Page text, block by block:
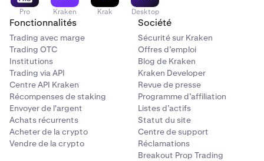
Pro Kraken Krak Desktop
Fonctionnalités
Trading avec marge
Trading OTC
Institutions
Trading via API
Centre API Kraken
Récompenses de staking
Envoyer de l'argent
Achats récurrents
Acheter de la crypto
Vendre de la crypto
Société
Sécurité sur Kraken
Offres d’emploi
Blog de Kraken
Kraken Developer
Revue de presse
Programme d’affiliation
Listes d’actifs
Statut du site
Centre de support
Réclamations
Breakout Prop Trading